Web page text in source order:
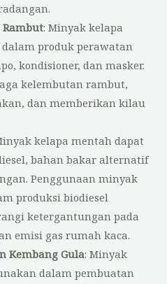
: Minyak kelapa
produk perawatan
kondisioner, dan masker.
kelembutan rambut,
dan memberikan kilau
kelapa mentah dapat
bahan bakar alternatif
Penggunaan minyak
produksi biodiesel
ketergantungan pada
emisi gas rumah kaca.
Kembang Gula: Minyak
dalam pembuatan